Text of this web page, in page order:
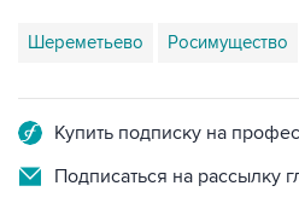
Шереметьево Росимущество
Купить подписку на
Подписаться на рассылку